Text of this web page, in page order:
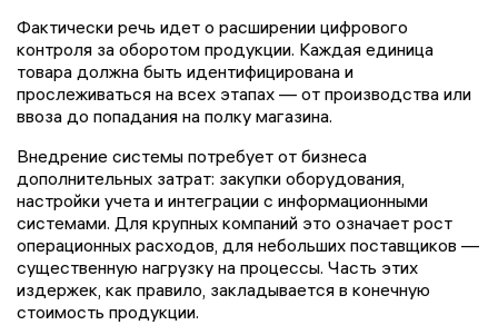
Фактически речь идет о расширении цифрового
контроля за оборотом продукции. Каждая единица
товара должна быть идентифицирована и
прослеживаться на всех этапах — от производства или
ввоза до попадания на полку магазина.
Внедрение системы потребует от бизнеса
дополнительных затрат: закупки оборудования,
настройки учета и интеграции с информационными
системами. Для крупных компаний это означает рост
операционных расходов, для небольших поставщиков —
существенную нагрузку на процессы. Часть этих
издержек, как правило, закладывается в конечную
стоимость продукции.